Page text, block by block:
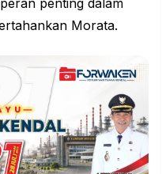
penting dalam
Morata.